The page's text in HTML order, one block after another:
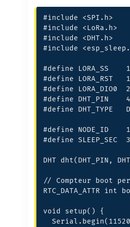
#include <SPI.h>
#include <LoRa.h>
#include <DHT.h>
#include
#define LORA_SS
#define LORA_RST
#define LORA_DIO0
#define DHT_PIN    4
#define DHT_TYPE
#define NODE_ID
#define SLEEP_SEC
DHT dht(DHT_PIN,
// Compteur boot
RTC_DATA_ATTR int
void setup() {